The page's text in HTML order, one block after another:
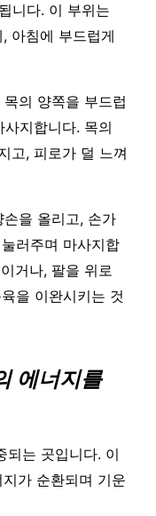
니다. 이 부위는
아침에 부드럽게
의 양쪽을 부드럽
지합니다. 목의
고, 피로가 덜 느껴
을 올리고, 손가
러주며 마사지합
거나, 팔을 위로
을 이완시키는 것
에너지를
되는 곳입니다. 이
가 순환되며 기운